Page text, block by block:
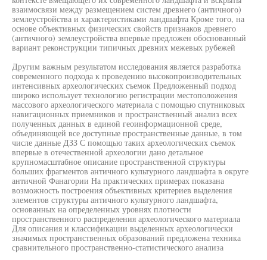
взаимосвязи между размещением систем древнего (античного)
землеустройства и характеристиками ландшафта Кроме того, на
основе объективных физических свойств признаков древнего
(античного) землеустройства впервые предложен обоснованный
вариант реконструкции типичных древних межевых рубежей
Другим важным результатом исследования является разработка
современного подхода к проведению высокопроизводительных
интенсивных археологических съемок Предложенный подход
широко использует технологию регистрации местоположения
массового археологического материала с помощью спутниковых
навигационных приемников и пространственный анализ всех
полученных данных в единой геоинформационной среде,
объединяющей все доступные пространственные данные, в том
числе данные ДЗЗ С помощью таких археологических съемок
впервые в отечественной археологии дано детальное
крупномасштабное описание пространственной структуры
больших фрагментов античного культурного ландшафта в округе
античной Фанагории На практических примерах показана
возможность построения объективных критериев выделения
элементов структуры античного культурного ландшафта,
основанных на определенных уровнях плотности
пространственного распределения археологического материала
Для описания и классификации выделенных археологически
значимых пространственных образований предложена техника
сравнительного пространственно-статистического анализа